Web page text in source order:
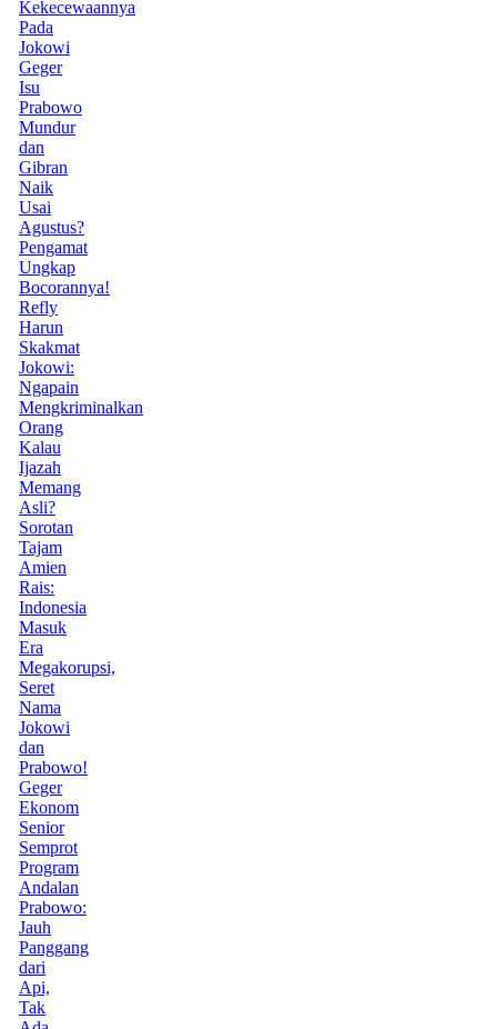
Kekecewaannya
Pada
Jokowi
Geger
Isu
Prabowo
Mundur
dan
Gibran
Naik
Usai
Agustus?
Pengamat
Ungkap
Bocorannya!
Refly
Harun
Skakmat
Jokowi:
Ngapain
Mengkriminalkan
Orang
Kalau
Ijazah
Memang
Asli?
Sorotan
Tajam
Amien
Rais:
Indonesia
Masuk
Era
Megakorupsi,
Seret
Nama
Jokowi
dan
Prabowo!
Geger
Ekonom
Senior
Semprot
Program
Andalan
Prabowo:
Jauh
Panggang
dari
Api,
Tak